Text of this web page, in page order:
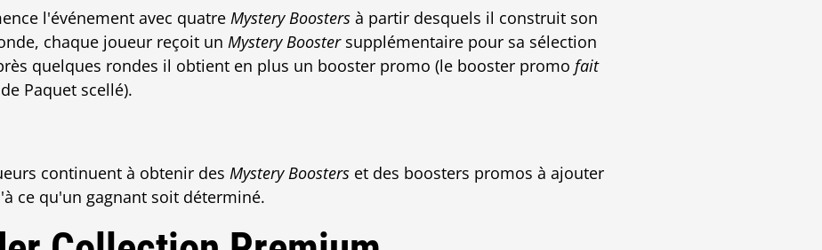
l'événement avec quatre Mystery Boosters à partir desquels il construit son
chaque joueur reçoit un Mystery Boostersupplémentaire pour sa sélection
quelques rondes il obtient en plus un booster promo (le booster promo fait
Paquet scellé).
continuent à obtenir des Mystery Boosters et des boosters promos à ajouter
ce qu'un gagnant soit déterminé.